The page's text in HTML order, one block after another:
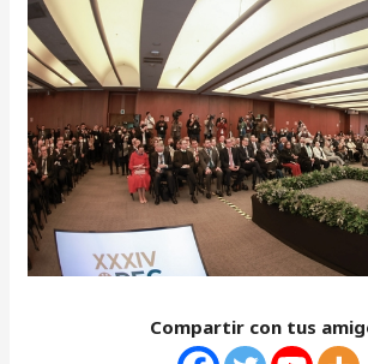
Compartir con tus